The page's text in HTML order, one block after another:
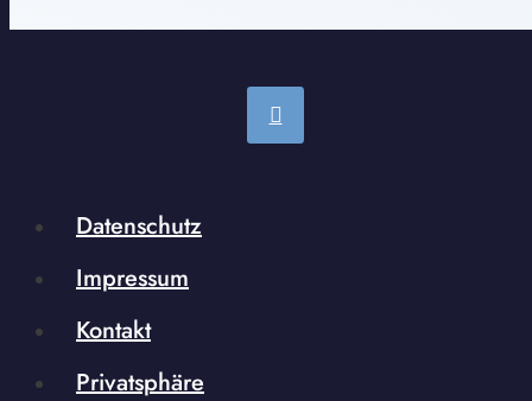
Datenschutz
Impressum
Kontakt
Privatsphäre